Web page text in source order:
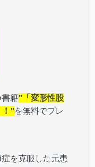
書籍”「変形性股
”を無料でプレ
を克服した元患